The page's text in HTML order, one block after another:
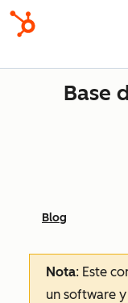
Base
Blog
Nota: Este
un software